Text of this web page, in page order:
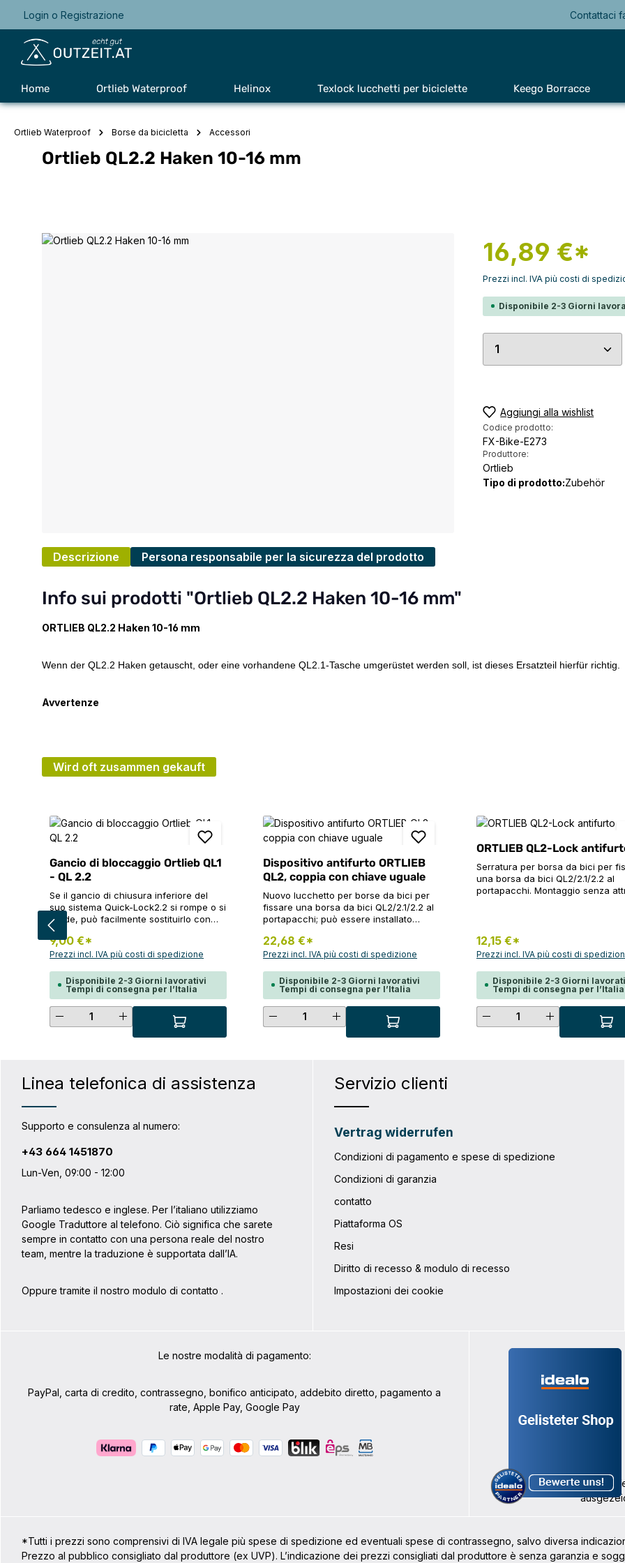
Passa alla navigazione principale
Login o Registrazione Contattaci
Home Ortlieb Waterproof Helinox Texlock lucchetti per biciclette Keego Borracce
Ortlieb Waterproof Borse da bicicletta Accessori
Ortlieb QL2.2 Haken 10-16 mm
Salta la galleria di immagini 16,89 €*
Prezzi incl. IVA più costi di
Disponibile 2-3 Giorni
Quantità del
Aggiungi alla wishlist
Codice prodotto:
FX-Bike-E273
Produttore:
Ortlieb
Tipo di prodotto:Zubehör
Descrizione Persona responsabile per la sicurezza del prodotto
Info sui prodotti "Ortlieb QL2.2 Haken 10-16 mm"
ORTLIEB QL2.2 Haken 10-16 mm
Wenn der QL2.2 Haken getauscht, oder eine vorhandene QL2.1-Tasche umgerüstet werden soll, ist dieses Ersatzteil hierfür richtig.
Avvertenze
Wird oft zusammen gekauft
Gancio di bloccaggio Ortlieb QL1
- QL 2.2
Se il gancio di chiusura inferiore del
suo sistema Quick-Lock2.2 si rompe o si
perde, può facilmente sostituirlo con
questo ricambio. Tuttavia, il gancio di
chiusura QL2.2 non è solo compatibile
con le borse con il sistema QL2.2, ma
con sistemi più vecchi. Con un
intervallo di regolazione di 10-18 mm, il
gancio di chiusura inferiore QL2.2 è più
flessibile di qualche millimetro rispetto
ai suoi predecessori. Inoltre, convince
per il rivestimento antigraffio sui punti di
9,00 €*
Prezzi incl. IVA più costi di spedizione
Disponibile 2-3 Giorni lavorativi
Tempi di consegna per l’Italia
Quantità del prodotto: inserisci la quantità desiderata o usa i pulsanti
Dispositivo antifurto ORTLIEB
QL2, coppia con chiave uguale
Nuovo lucchetto per borse da bici per
fissare una borsa da bici QL2/2.1/2.2 al
portapacchi; può essere installato
bloccare e aprire con una chiave;
compatibile fino a 16 mm di diametro del
adatto anche per assicurare contro
l'accesso rapido al contenuto di una
borsa da scooter o per fissare un
casco. Consegna: due lucchetti con
chiavi uguali
22,68 €*
Prezzi incl. IVA più costi di spedizione
Disponibile 2-3 Giorni lavorativi
Tempi di consegna per l’Italia
Quantità del prodotto: inserisci la quantità
ORTLIEB QL2-Lock
Serratura per borsa da bici per
una borsa da bici QL2/2.1/2.2 al
portapacchi. Montaggio senza
combinazione con E124/E125, è
anche per assicurare contro
rapido al contenuto di una borsa
scooter o per fissare un casco
12,15 €*
Prezzi incl. IVA più costi di
Disponibile 2-3 Giorni
Tempi di consegna per l’Italia
Quantità del
Linea telefonica di assistenza
Supporto e consulenza al numero:
+43 664 1451870
Lun-Ven, 09:00 - 12:00
Parliamo tedesco e inglese. Per l’italiano utilizziamo
Google Traduttore al telefono. Ciò significa che sarete
sempre in contatto con una persona reale del nostro
team, mentre la traduzione è supportata dall’IA.
Oppure tramite il nostro modulo di contatto .
Servizio clienti
Vertrag widerrufen
Condizioni di pagamento e spese di spedizione
Condizioni di garanzia
contatto
Piattaforma OS
Resi
Diritto di recesso & modulo di recesso
Impostazioni dei cookie
Le nostre modalità di pagamento:
PayPal, carta di credito, contrassegno, bonifico anticipato, addebito diretto, pagamento a
rate, Apple Pay, Google Pay
*Tutti i prezzi sono comprensivi di IVA legale più spese di spedizione ed eventuali spese di contrassegno, salvo diversa
Prezzo al pubblico consigliato dal produttore (ex UVP). L’indicazione dei prezzi consigliati dal produttore è senza garanzia e